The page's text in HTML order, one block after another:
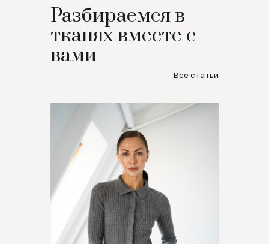
Разбираемся в
тканях вместе с
вами
Все статьи